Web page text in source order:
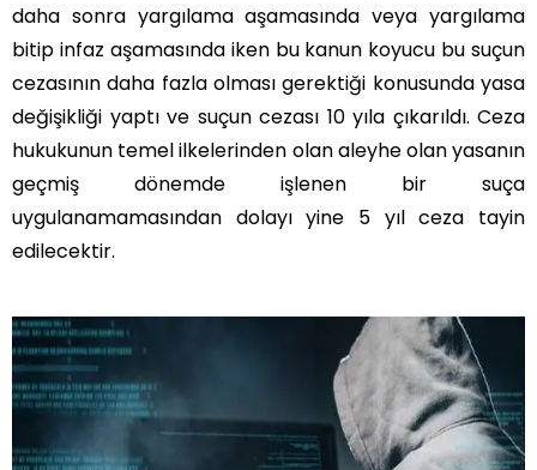
daha sonra yargılama aşamasında veya yargılama
bitip infaz aşamasında iken bu kanun koyucu bu suçun
cezasının daha fazla olması gerektiği konusunda yasa
değişikliği yaptı ve suçun cezası 10 yıla çıkarıldı. Ceza
hukukunun temel ilkelerinden olan aleyhe olan yasanın
geçmiş dönemde işlenen bir suça
uygulanamamasından dolayı yine 5 yıl ceza tayin
edilecektir.